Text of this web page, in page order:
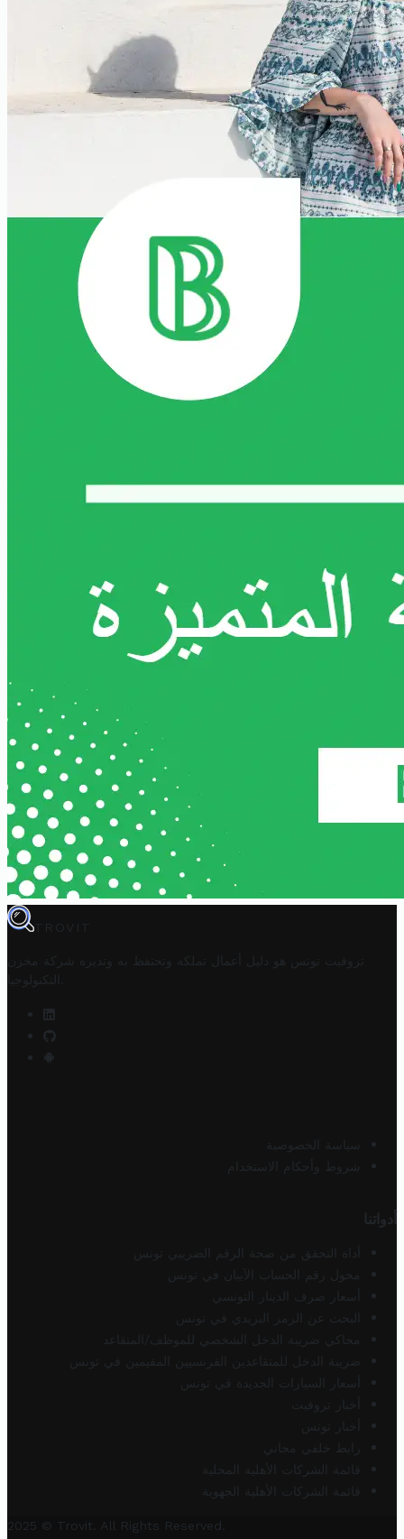
TROVIT
تروفيت تونس هو دليل أعمال تملكه وتحتفظ به وتديره
شركة مخزن
التكنولوجيا
سياسة الخصوصية
شروط وأحكام الاستخدام
أدواتنا
أداة التحقق من صحة الرقم الضريبي تونس
محول رقم الحساب الآيبان في تونس
أسعار صرف الدينار التونسي
البحث عن الرمز البريدي في تونس
محاكي ضريبة الدخل الشخصي للموظف/المتقاعد
ضريبة الدخل للمتقاعدين الفرنسيين المقيمين في تونس
أسعار السيارات الجديدة في تونس
أخبار تروفيت
أخبار تونس
رابط خلفي مجاني
قائمة الشركات الأهلية المحلية
قائمة الشركات الأهلية الجهوية
2025 © Trovit. All Rights Reserved.